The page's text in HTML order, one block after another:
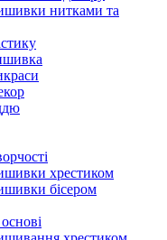
нитками та
хрестиком
бісером